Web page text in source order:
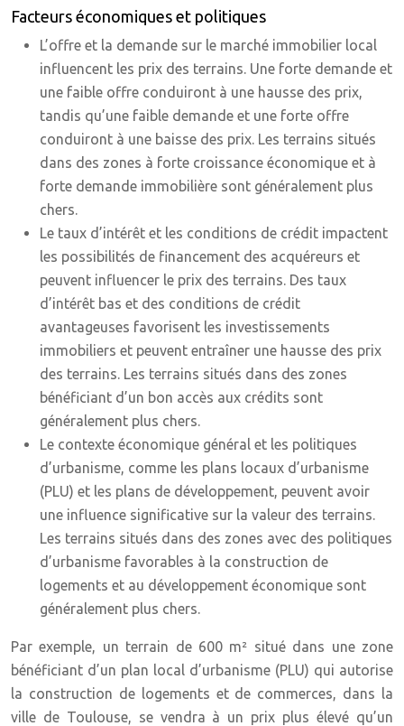
Facteurs économiques et politiques
L’offre et la demande sur le marché immobilier local
influencent les prix des terrains. Une forte demande et
une faible offre conduiront à une hausse des prix,
tandis qu’une faible demande et une forte offre
conduiront à une baisse des prix. Les terrains situés
dans des zones à forte croissance économique et à
forte demande immobilière sont généralement plus
chers.
Le taux d’intérêt et les conditions de crédit impactent
les possibilités de financement des acquéreurs et
peuvent influencer le prix des terrains. Des taux
d’intérêt bas et des conditions de crédit
avantageuses favorisent les investissements
immobiliers et peuvent entraîner une hausse des prix
des terrains. Les terrains situés dans des zones
bénéficiant d’un bon accès aux crédits sont
généralement plus chers.
Le contexte économique général et les politiques
d’urbanisme, comme les plans locaux d’urbanisme
(PLU) et les plans de développement, peuvent avoir
une influence significative sur la valeur des terrains.
Les terrains situés dans des zones avec des politiques
d’urbanisme favorables à la construction de
logements et au développement économique sont
généralement plus chers.
Par exemple, un terrain de 600 m² situé dans une zone
bénéficiant d’un plan local d’urbanisme (PLU) qui autorise
la construction de logements et de commerces, dans la
ville de Toulouse, se vendra à un prix plus élevé qu’un